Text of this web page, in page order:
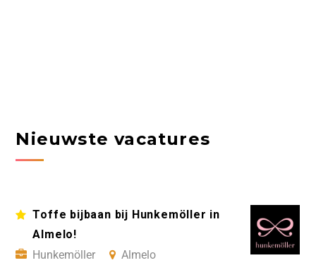
Nieuwste vacatures
Toffe bijbaan bij Hunkemöller in
Almelo!
Hunkemöller
Almelo